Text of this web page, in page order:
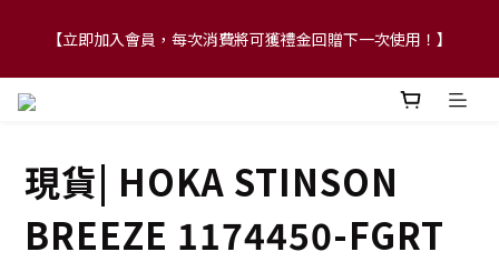
【FLASH SALE 兩件指定現貨產品即享88折】
【立即加入會員，每次消費將可獲禮金回贈下一次使用！】
【FLASH SALE 兩件指定現貨產品即享88折】
現貨| HOKA STINSON
BREEZE 1174450-FGRT